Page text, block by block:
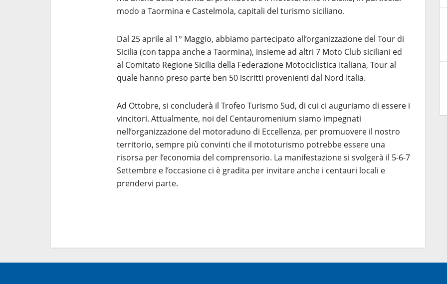
modo a Taormina e Castelmola, capitali del turismo siciliano.
Dal 25 aprile al 1° Maggio, abbiamo partecipato all’organizzazione del Tour di
Sicilia (con tappa anche a Taormina), insieme ad altri 7 Moto Club siciliani ed
al Comitato Regione Sicilia della Federazione Motociclistica Italiana, Tour al
quale hanno preso parte ben 50 iscritti provenienti dal Nord Italia.
Ad Ottobre, si concluderà il Trofeo Turismo Sud, di cui ci auguriamo di essere i
vincitori. Attualmente, noi del Centauromenium siamo impegnati
nell’organizzazione del motoraduno di Eccellenza, per promuovere il nostro
territorio, sempre più convinti che il mototurismo potrebbe essere una
risorsa per l’economia del comprensorio. La manifestazione si svolgerà il 5-6-7
Settembre e l’occasione ci è gradita per invitare anche i centauri locali e
prendervi parte.